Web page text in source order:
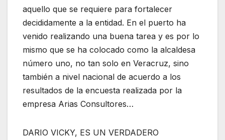
aquello que se requiere para fortalecer
decididamente a la entidad. En el puerto ha
venido realizando una buena tarea y es por lo
mismo que se ha colocado como la alcaldesa
número uno, no tan solo en Veracruz, sino
también a nivel nacional de acuerdo a los
resultados de la encuesta realizada por la
empresa Arias Consultores…
DARIO VICKY, ES UN VERDADERO